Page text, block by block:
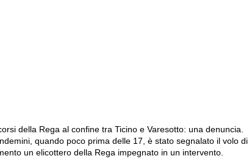
della Rega al confine tra Ticino e Varesotto: una denuncia.
quando poco prima delle 17, è stato segnalato il volo di
un elicottero della Rega impegnato in un intervento.